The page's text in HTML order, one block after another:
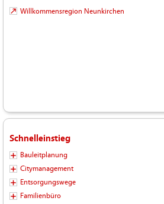
Willkommensregion Neunkirchen
Schnelleinstieg
Bauleitplanung
Citymanagement
Entsorgungswege
Familienbüro